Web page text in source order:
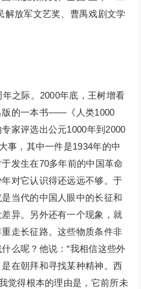
解放军文艺奖、曹禺戏剧文学
年之际。2000年底，王树增看
版的一本书——《人类1000
家评选出公元1000年到2000
事，其中一件是1934年的中
发生在70多年前的中国革命
对它认识得还远远不够。于
当代的中国人眼中的长征和
异。另外还有一个现象，就
走长征路。这些物质条件非
么呢？他说：“我相信这些外
在朝拜和寻找某种精神。西
觉得根本的理由是，它前所未